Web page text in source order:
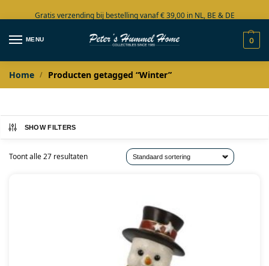
Gratis verzending bij bestelling vanaf € 39,00 in NL, BE & DE
Grote collectie in voorraad
MENU 0
Home / Producten getagged “Winter”
SHOW FILTERS
Toont alle 27 resultaten